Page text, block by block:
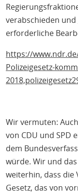
verabschieden
erforderliche
https://
Polizeigesetz-
Wir vermuten:
von CDU und SPD
dem
würde. Wir und
weiterhin, dass die
Gesetz, das von